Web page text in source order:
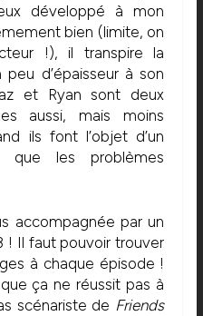
développé à mon
bien (limite, on
!), il transpire la
d’épaisseur à son
et Ryan sont deux
aussi, mais moins
ils font l’objet d’un
que les problèmes
accompagnée par un
! Il faut pouvoir trouver
à chaque épisode !
ça ne réussit pas à
scénariste de Friends